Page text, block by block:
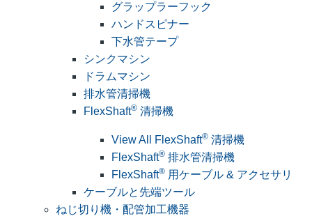
グラップラーフック
ハンドスピナー
下水管テープ
シンクマシン
ドラムマシン
排水管清掃機
FlexShaft® 清掃機
View All FlexShaft® 清掃機
FlexShaft® 排水管清掃機
FlexShaft® 用ケーブル & アクセサリ
ケーブルと先端ツール
ねじ切り機・配管加工機器